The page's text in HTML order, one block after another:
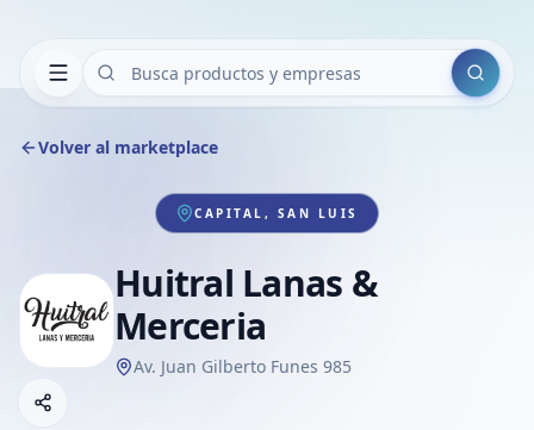
Buscar
Volver al marketplace
CAPITAL, SAN LUIS
Huitral Lanas &
Merceria
Av. Juan Gilberto Funes 985
Compartir empresa